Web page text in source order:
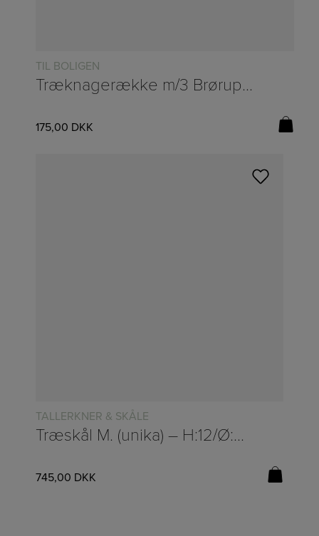
TIL BOLIGEN
Træknagerække m/3 Brørupknager – B:45/H:16/D:6cm
175,00 DKK
TALLERKNER & SKÅLE
Træskål M. (unika) – H:12/Ø:45cm
745,00 DKK